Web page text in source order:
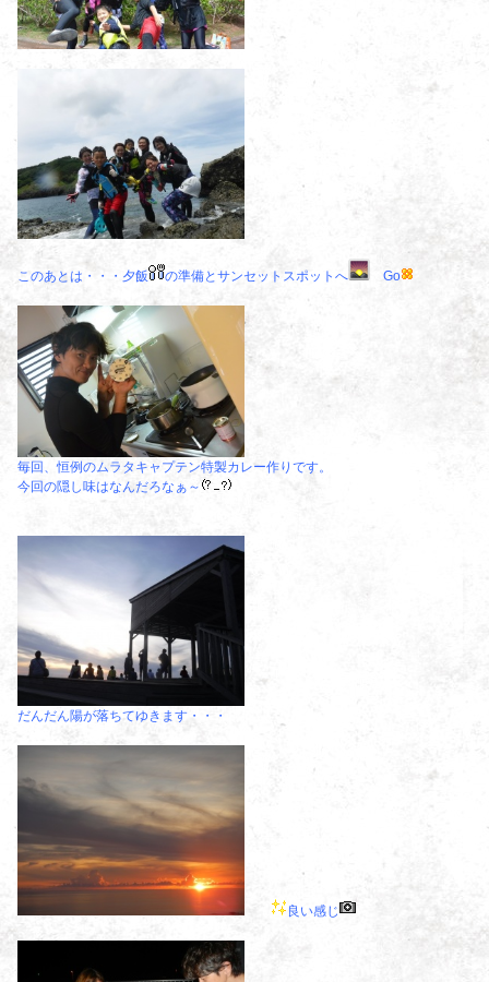
このあとは・・・夕飯 の準備とサンセットスポットへ Go
毎回、恒例のムラタキャプテン特製カレー作りです。
今回の隠し味はなんだろなぁ～
だんだん陽が落ちてゆきます・・・
良い感じ